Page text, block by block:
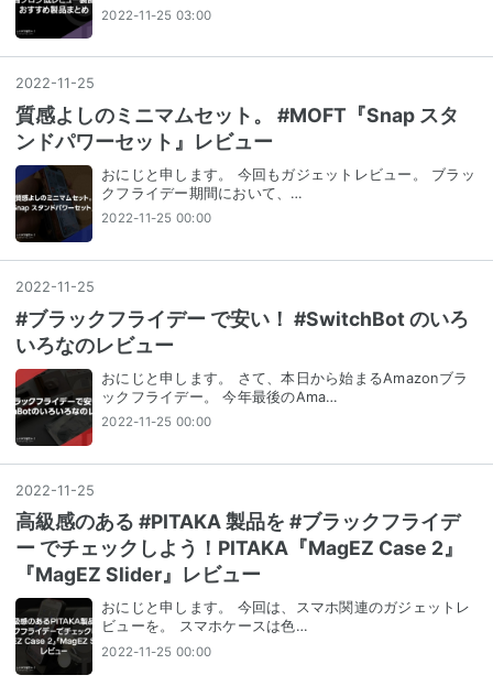
2022-11-25 03:00
2022-11 -25
質感よしのミニマムセット。 #MOFT『Snap スタ
ンドパワーセット』レビュー
おにじと申します。 今回もガジェットレビュー。 ブラッ
クフライデー期間において、…
2022-11-25 00:00
2022-11 -25
#ブラックフライデー で安い！ #SwitchBot のいろ
いろなのレビュー
おにじと申します。 さて、本日から始まるAmazonブラ
ックフライデー。 今年最後のAma…
2022-11-25 00:00
2022-11-25
高級感のある #PITAKA 製品を #ブラックフライデ
ー でチェックしよう！PITAKA『MagEZ Case 2』
『MagEZ Slider』レビュー
おにじと申します。 今回は、スマホ関連のガジェットレ
ビューを。 スマホケースは色…
2022-11-25 00:00